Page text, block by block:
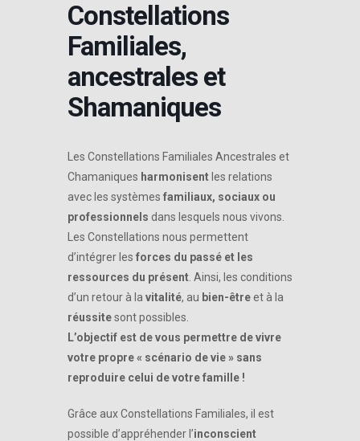
Constellations
Familiales,
ancestrales et
Shamaniques
Les Constellations Familiales Ancestrales et
Chamaniques harmonisent les relations
avec les systèmes familiaux, sociaux ou
professionnels dans lesquels nous vivons.
Les Constellations nous permettent
d’intégrer les forces du passé et les
ressources du présent . Ainsi, les conditions
d’un retour à la vitalité, au bien-êtreet à la
réussitesont possibles.
L’objectif est de vous permettre de vivre
votre propre « scénario de vie » sans
reproduire celui de votre famille !
Grâce aux Constellations Familiales, il est
possible d’appréhender l’inconscient